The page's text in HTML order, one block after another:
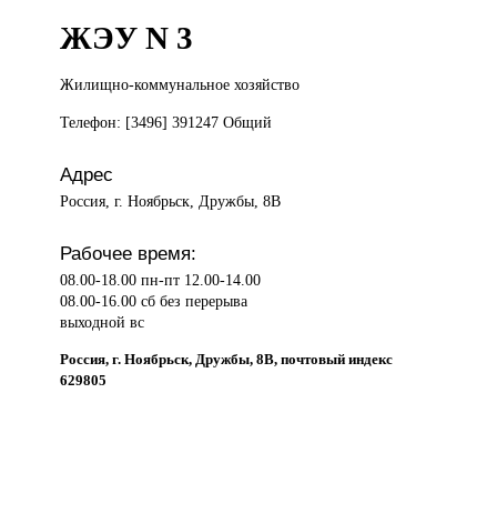
ЖЭУ N 3
Жилищно-коммунальное хозяйство
Телефон: [3496] 391247 Общий
Адрес
Россия, г. Ноябрьск, Дружбы, 8В
Рабочее время:
08.00-18.00 пн-пт 12.00-14.00
08.00-16.00 сб без перерыва
выходной вс
Россия, г. Ноябрьск, Дружбы, 8В, почтовый индекс
629805